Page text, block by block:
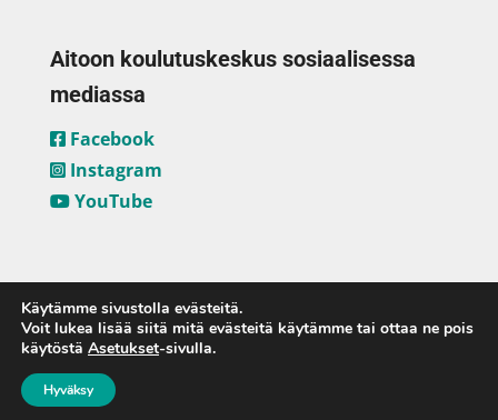
Aitoon koulutuskeskus sosiaalisessa
mediassa
Facebook
Instagram
YouTube
Aitoon koulutuskeskus ja
Käytämme sivustolla evästeitä.
Voit lukea lisää siitä mitä evästeitä käytämme tai ottaa ne pois
käytöstä Asetukset-sivulla.
Hyväksy